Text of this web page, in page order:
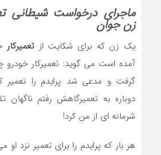
ماجرای درخواست شیطانی
زن جوان
یک زن که برای شکایت از تعمیرکار
آمده است می گوید: تعمیرکار
گرفت و مدعی شد پرایدم را
دوباره به تعمیرگاهش رفتم ناگهان
شرمانه ای از من کرد!
هر بار که پرایدم را برای تعمیر نزد او